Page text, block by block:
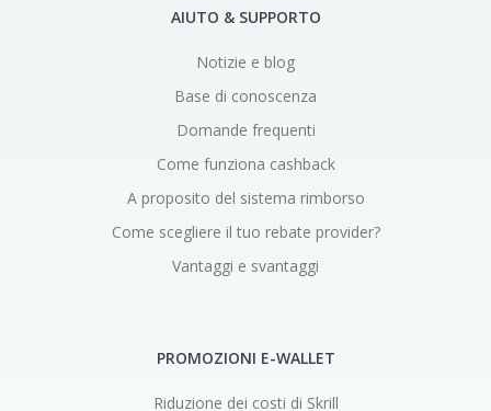
AIUTO & SUPPORTO
Notizie e blog
Base di conoscenza
Domande frequenti
Come funziona cashback
A proposito del sistema rimborso
Come scegliere il tuo rebate provider?
Vantaggi e svantaggi
PROMOZIONI E-WALLET
Riduzione dei costi di Skrill